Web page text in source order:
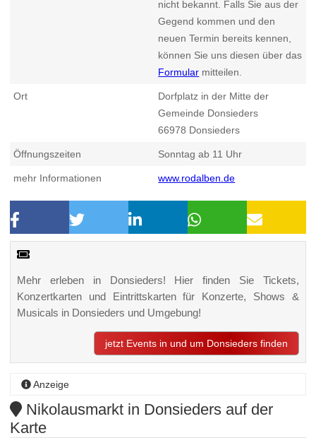
nicht bekannt. Falls Sie aus der
Gegend kommen und den
neuen Termin bereits kennen,
können Sie uns diesen über das
Formular mitteilen.
Ort
Dorfplatz in der Mitte der
Gemeinde Donsieders
66978 Donsieders
Öffnungszeiten Sonntag ab 11 Uhr
mehr Informationen www.rodalben.de
Mehr erleben in Donsieders! Hier finden Sie Tickets,
Konzertkarten und Eintrittskarten für Konzerte, Shows &
Musicals in Donsieders und Umgebung!
jetzt Events in und um Donsieders finden
Anzeige
Nikolausmarkt in Donsieders auf der
Karte